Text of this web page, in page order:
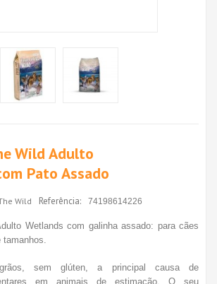
Wild Adulto
Pato Assado
Wild Referência: 74198614226
Wetlands com galinha assado: para cães
sem glúten, a principal causa de
em animais de estimação. O seu